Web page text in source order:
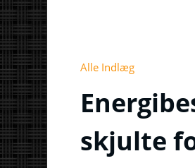
Alle Indlæg
skjulte